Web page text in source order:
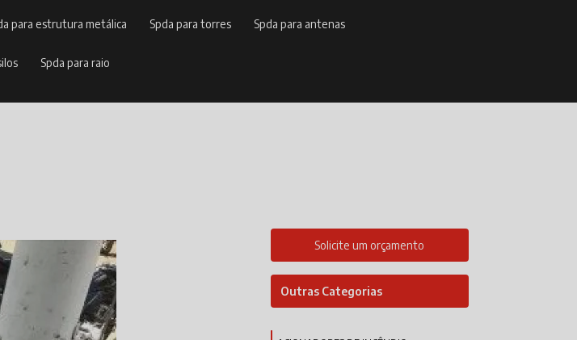
para estrutura metálica spda para torres spda para antenas
spda para raio
Solicite um orçamento
Outras Categorias